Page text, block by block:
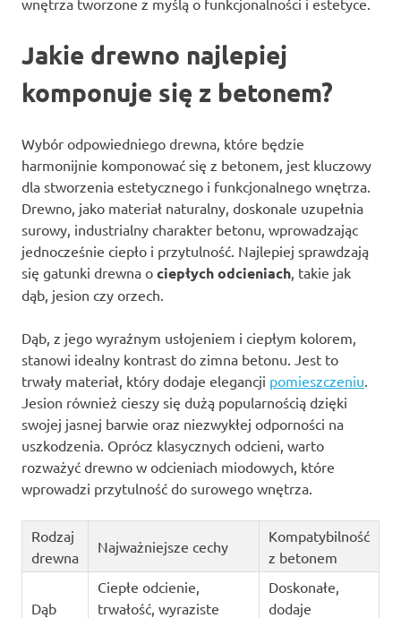
Jakie drewno najlepiej
komponuje się z betonem?
Wybór odpowiedniego drewna, które będzie
harmonijnie komponować się z betonem, jest kluczowy
dla stworzenia estetycznego i funkcjonalnego wnętrza.
Drewno, jako materiał naturalny, doskonale uzupełnia
surowy, industrialny charakter betonu, wprowadzając
jednocześnie ciepło i przytulność. Najlepiej sprawdzają
się gatunki drewna o ciepłych odcieniach , takie jak
dąb, jesion czy orzech.
Dąb, z jego wyraźnym usłojeniem i ciepłym kolorem,
stanowi idealny kontrast do zimna betonu. Jest to
trwały materiał, który dodaje elegancji pomieszczeniu
Jesion również cieszy się dużą popularnością dzięki
swojej jasnej barwie oraz niezwykłej odporności na
uszkodzenia. Oprócz klasycznych odcieni, warto
rozważyć drewno w odcieniach miodowych, które
wprowadzi przytulność do surowego wnętrza.
Rodzaj
drewna
Najważniejsze cechy
Kompatybilność
z betonem
Dąb
Ciepłe odcienie,
trwałość, wyraziste
Doskonałe,
dodaje